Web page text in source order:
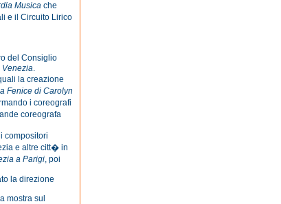
Musica che
e il Circuito Lirico
del Consiglio
Venezia.
la creazione
Fenice di Carolyn
i coreografi
coreografa
compositori
e altre citt� in
a Parigi, poi
la direzione
mostra sul